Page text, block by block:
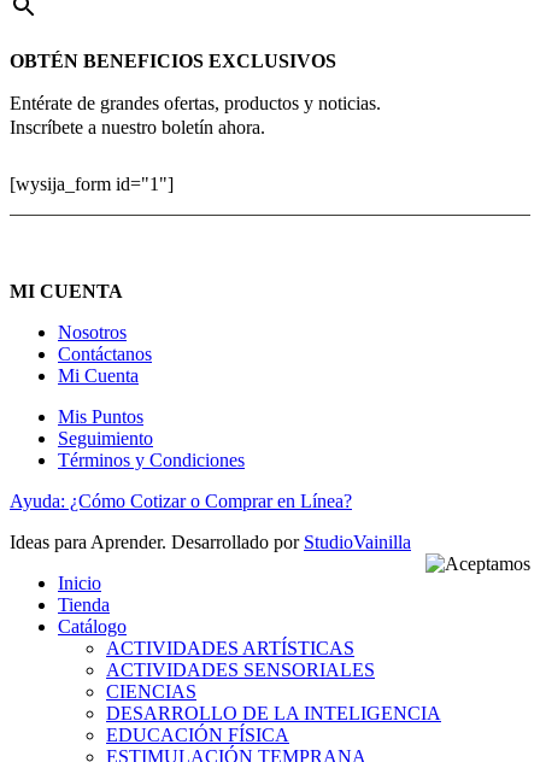
OBTÉN BENEFICIOS EXCLUSIVOS
Entérate de grandes ofertas, productos y noticias.
Inscríbete a nuestro boletín ahora.
[wysija_form id="1"]
MI CUENTA
Nosotros
Contáctanos
Mi Cuenta
Mis Puntos
Seguimiento
Términos y Condiciones
Ayuda: ¿Cómo Cotizar o Comprar en Línea?
Ideas para Aprender. Desarrollado por StudioVainilla
Inicio
Tienda
Catálogo
ACTIVIDADES ARTÍSTICAS
ACTIVIDADES SENSORIALES
CIENCIAS
DESARROLLO DE LA INTELIGENCIA
EDUCACIÓN FÍSICA
ESTIMULACIÓN TEMPRANA